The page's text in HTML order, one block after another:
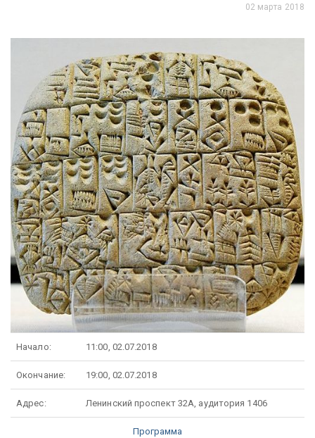
02 марта 2018
Начало: 11:00, 02.07.2018
Окончание: 19:00, 02.07.2018
Адрес: Ленинский проспект 32А, аудитория 1406
Программа